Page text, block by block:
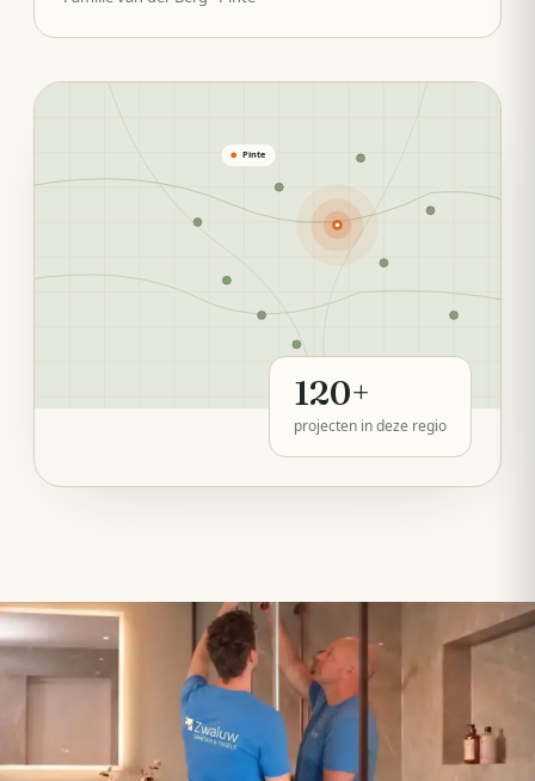
Pinte
120+
projecten in deze regio